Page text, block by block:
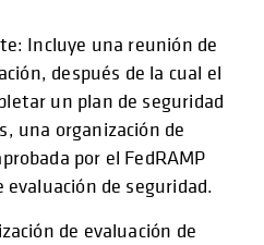
Incluye una reunión de
después de la cual el
un plan de seguridad
una organización de
por el FedRAMP
de seguridad.
de evaluación de